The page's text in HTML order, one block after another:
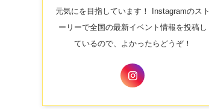
元気にを目指しています！ Instagramのスト
ーリーで全国の最新イベント情報を投稿し
ているので、よかったらどうぞ！